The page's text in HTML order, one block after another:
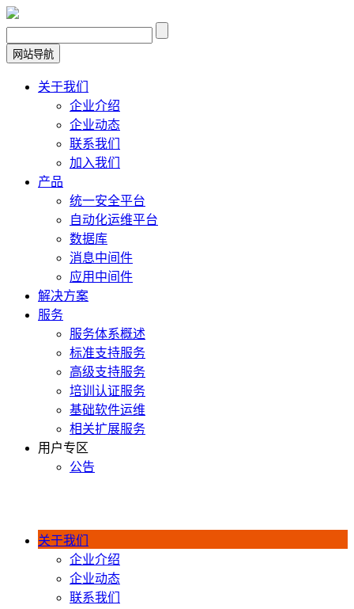
网站导航
关于我们
企业介绍
企业动态
联系我们
加入我们
产品
统一安全平台
自动化运维平台
数据库
消息中间件
应用中间件
解决方案
服务
服务体系概述
标准支持服务
高级支持服务
培训认证服务
基础软件运维
相关扩展服务
用户专区
公告
关于我们
企业介绍
企业动态
联系我们